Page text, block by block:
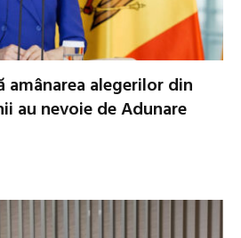
amânarea alegerilor din
au nevoie de Adunare